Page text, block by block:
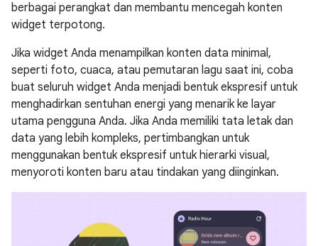
berbagai perangkat dan membantu mencegah konten
widget terpotong.
Jika widget Anda menampilkan konten data minimal,
seperti foto, cuaca, atau pemutaran lagu saat ini, coba
buat seluruh widget Anda menjadi bentuk ekspresif untuk
menghadirkan sentuhan energi yang menarik ke layar
utama pengguna Anda. Jika Anda memiliki tata letak dan
data yang lebih kompleks, pertimbangkan untuk
menggunakan bentuk ekspresif untuk hierarki visual,
menyoroti konten baru atau tindakan yang diinginkan.